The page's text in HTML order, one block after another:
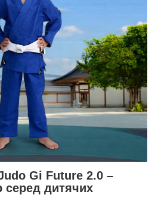
Gi Future 2.0 –
серед дитячих